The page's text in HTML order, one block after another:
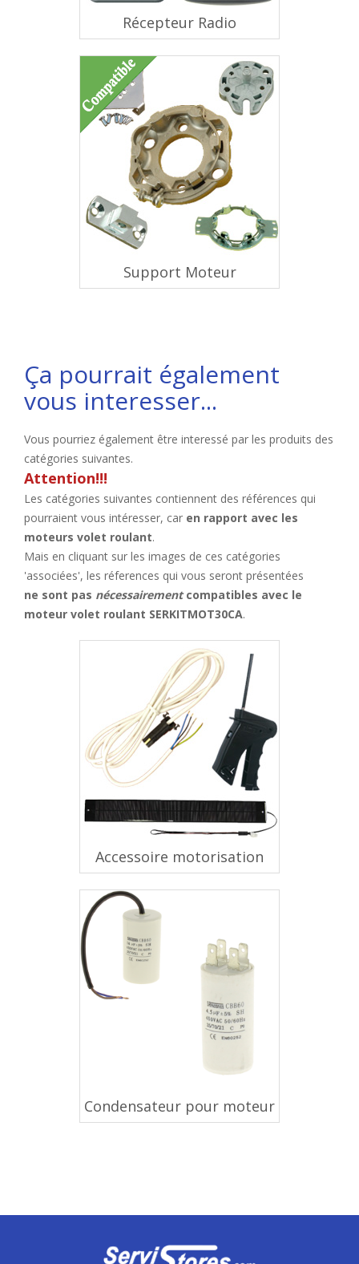
Récepteur Radio
Support Moteur
Ça pourrait également
vous interesser...
Vous pourriez également être interessé par les produits des
catégories suivantes.
Attention!!!
Les catégories suivantes contiennent des références qui
pourraient vous intéresser, car en rapport avec les
moteurs volet roulant.
Mais en cliquant sur les images de ces catégories
'associées', les réferences qui vous seront présentées
ne sont pas nécessairementcompatibles avec le
moteur volet roulant SERKITMOT30CA.
Accessoire motorisation
Condensateur pour moteur